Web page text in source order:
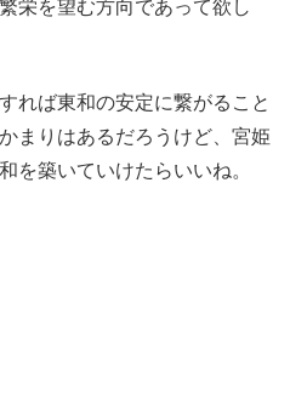
栄を望む方向であって欲し
れば東和の安定に繋がること
まりはあるだろうけど、宮姫
を築いていけたらいいね。